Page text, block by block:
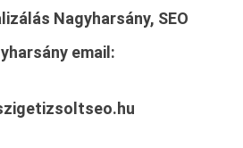
Nagyharsány, SEO
email: